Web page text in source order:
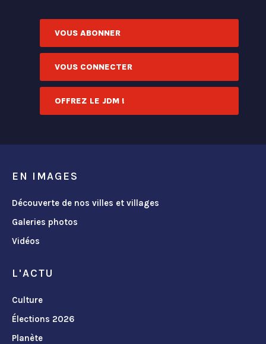
VOUS ABONNER
VOUS CONNECTER
OFFREZ LE JDM !
EN IMAGES
Découverte de nos villes et villages
Galeries photos
Vidéos
L'ACTU
Culture
Élections 2026
Planète